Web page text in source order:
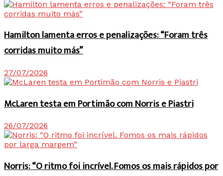
Hamilton lamenta erros e penalizações: “Foram três
corridas muito más”
27/07/2026
McLaren testa em Portimão com Norris e Piastri
26/07/2026
Norris: “O ritmo foi incrível. Fomos os mais rápidos por